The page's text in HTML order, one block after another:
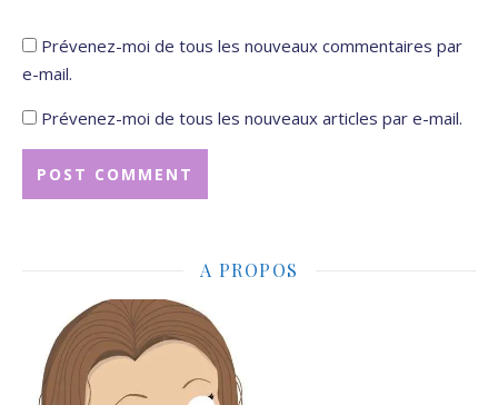
Prévenez-moi de tous les nouveaux commentaires par
e-mail.
Prévenez-moi de tous les nouveaux articles par e-mail.
A PROPOS